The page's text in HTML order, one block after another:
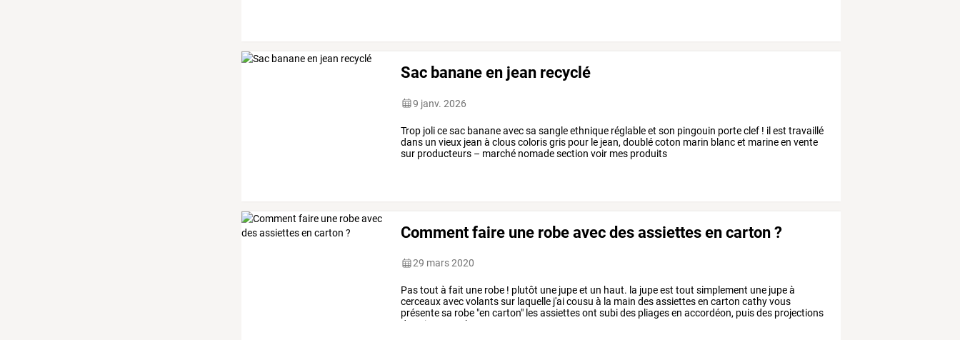
Sac banane en jean recyclé
9 janv. 2026
Trop joli ce sac banane avec sa sangle ethnique réglable et son pingouin porte clef ! il est travaillé
dans un vieux jean à clous coloris gris pour le jean, doublé coton marin blanc et marine en vente
sur producteurs – marché nomade section voir mes produits
Comment faire une robe avec des assiettes en carton ?
29 mars 2020
Pas tout à fait une robe ! plutôt une jupe et un haut. la jupe est tout simplement une jupe à
cerceaux avec volants sur laquelle j'ai cousu à la main des assiettes en carton cathy vous
présente sa robe "en carton" les assiettes ont subi des pliages en accordéon, puis des projections
de peinture en bronze ou or